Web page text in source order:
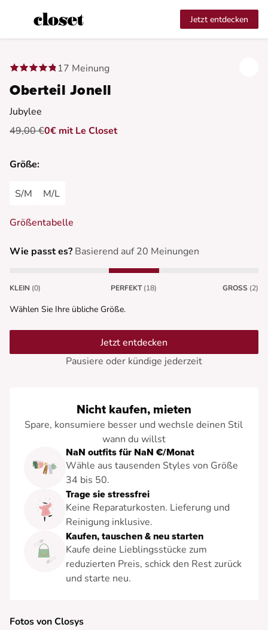
Jetzt entdecken
17 Meinung
Oberteil Jonell
Jubylee
49,00 €0€ mit Le Closet
Größe:
S/M M/L
Größentabelle
Wie passt es? Basierend auf 20 Meinungen
KLEIN (0) PERFEKT (18) GROSS (2)
Wählen Sie Ihre übliche Größe.
Jetzt entdecken
Pausiere oder kündige jederzeit
Nicht kaufen, mieten
Spare, konsumiere besser und wechsle deinen Stil
wann du willst
NaN outfits für NaN €/Monat
Wähle aus tausenden Styles von Größe
34 bis 50.
Trage sie stressfrei
Keine Reparaturkosten. Lieferung und
Reinigung inklusive.
Kaufen, tauschen & neu starten
Kaufe deine Lieblingsstücke zum
reduzierten Preis, schick den Rest zurück
und starte neu.
Fotos von Closys